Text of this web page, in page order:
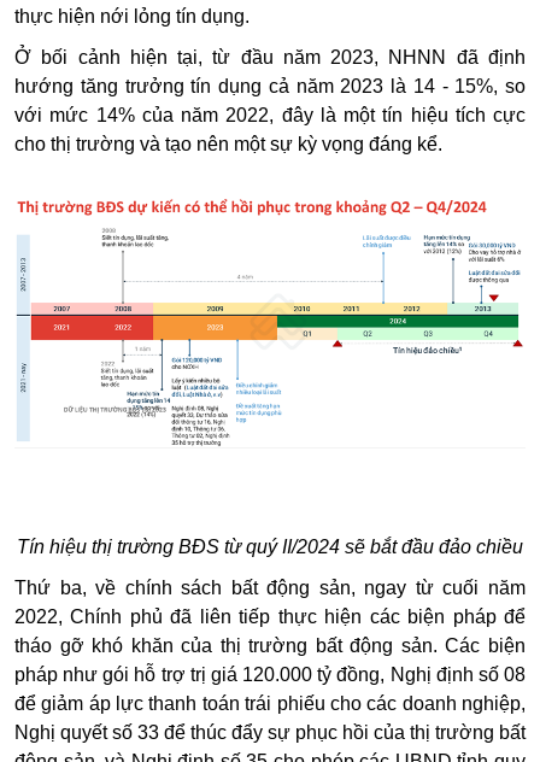
thực hiện nới lỏng tín dụng.
Ở bối cảnh hiện tại, từ đầu năm 2023, NHNN đã định
hướng tăng trưởng tín dụng cả năm 2023 là 14 - 15%, so
với mức 14% của năm 2022, đây là một tín hiệu tích cực
cho thị trường và tạo nên một sự kỳ vọng đáng kể.
Tín hiệu thị trường BĐS từ quý II/2024 sẽ bắt đầu đảo chiều
Thứ ba, về chính sách bất động sản, ngay từ cuối năm
2022, Chính phủ đã liên tiếp thực hiện các biện pháp để
tháo gỡ khó khăn của thị trường bất động sản. Các biện
pháp như gói hỗ trợ trị giá 120.000 tỷ đồng, Nghị định số 08
để giảm áp lực thanh toán trái phiếu cho các doanh nghiệp,
Nghị quyết số 33 để thúc đẩy sự phục hồi của thị trường bất